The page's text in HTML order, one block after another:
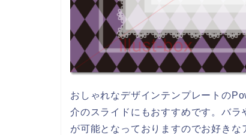
おしゃれなデザインテンプレートの
介のスライドにもおすすめです。バラ
が可能となっておりますのでお好きな